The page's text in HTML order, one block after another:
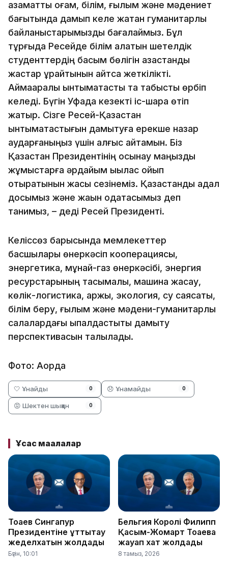
азаматтық қоғам, білім, ғылым және мәдениет
бағытында дамып келе жатқан гуманитарлық
байланыстарымызды бағалаймыз. Бұл
тұрғыда Ресейде білім алатын шетелдік
студенттердің басым бөлігін қазақстандық
жастар құрайтынын айтсақ жеткілікті.
Аймақаралық ынтымақтастық та табысты өрбіп
келеді. Бүгін Уфада кезекті іс-шара өтіп
жатыр. Сізге Ресей-Қазақстан
ынтымақтастығын дамытуға ерекше назар
аударғаныңыз үшін алғыс айтамын. Біз
Қазақстан Президентінің осынау маңызды
жұмыстарға әрдайым ықылас қойып
отыратынын жақсы сезінеміз. Қазақстанды адал
досымыз және жақын одақтасымыз деп
танимыз, – деді Ресей Президенті.
Келіссөз барысында мемлекеттер
басшылары өнеркәсіп кооперациясы,
энергетика, мұнай-газ өнеркәсібі, энергия
ресурстарының тасымалы, машина жасау,
көлік-логистика, қаржы, экология, су саясаты,
білім беру, ғылым және мәдени-гуманитарлық
салалардағы ықпалдастықты дамыту
перспективасын талқылады.
Фото: Ақорда
🤍 Ұнайды 0 😞 Ұнамайды 0
😡 Шектен шыққан 0
Ұқсас мақалалар
Тоқаев Сингапур
Президентіне құттықтау
жеделхатын жолдады
Бүгін, 10:01
Бельгия Королі Филипп
Қасым-Жомарт Тоқаевқа
жауап хат жолдады
8 тамыз, 2026